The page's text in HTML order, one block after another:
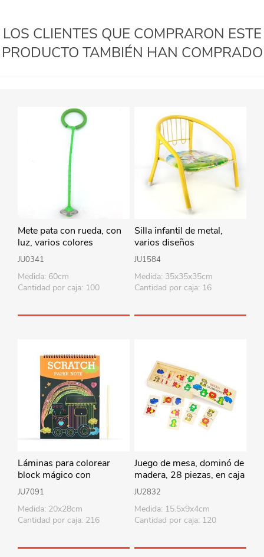
LOS CLIENTES QUE COMPRARON ESTE
PRODUCTO TAMBIÉN HAN COMPRADO
Mete pata con rueda, con
luz, varios colores
JU0341
Medida: 60cm
Cantidad por caja: 100
Silla infantil de metal,
varios diseños
JU1584
Medida: 35x35x35cm
Cantidad por caja: 16
Láminas para colorear
block mágico con
raspador, diseños surtidos
JU7091
Medida: 20x28cm
Cantidad por caja: 216
Juego de mesa, dominó de
madera, 28 piezas, en caja
de madera, varios modelos
JU2832
Medida: 15.5x9x4cm
Cantidad por caja: 120